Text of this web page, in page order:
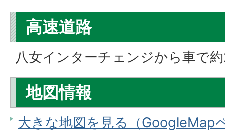
高速道路
八女インターチェンジから車で
地図情報
大きな地図を見る（GoogleMap